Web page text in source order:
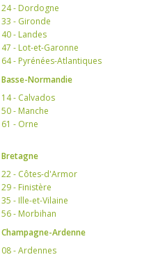
24 - Dordogne
33 - Gironde
40 - Landes
47 - Lot-et-Garonne
64 - Pyrénées-Atlantiques
Basse-Normandie
14 - Calvados
50 - Manche
61 - Orne
Bretagne
22 - Côtes-d'Armor
29 - Finistère
35 - Ille-et-Vilaine
56 - Morbihan
Champagne-Ardenne
08 - Ardennes